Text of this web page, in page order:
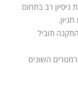
רב בתחום
תוביל
השונים